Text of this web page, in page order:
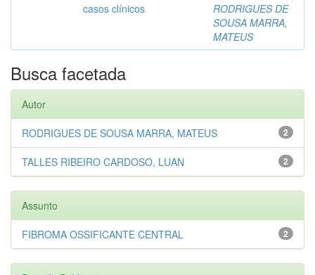
casos clínicos
RODRIGUES DE
SOUSA MARRA,
MATEUS
Busca facetada
Autor
2
RODRIGUES DE SOUSA MARRA, MATEUS
2
TALLES RIBEIRO CARDOSO, LUAN
Assunto
2
FIBROMA OSSIFICANTE CENTRAL